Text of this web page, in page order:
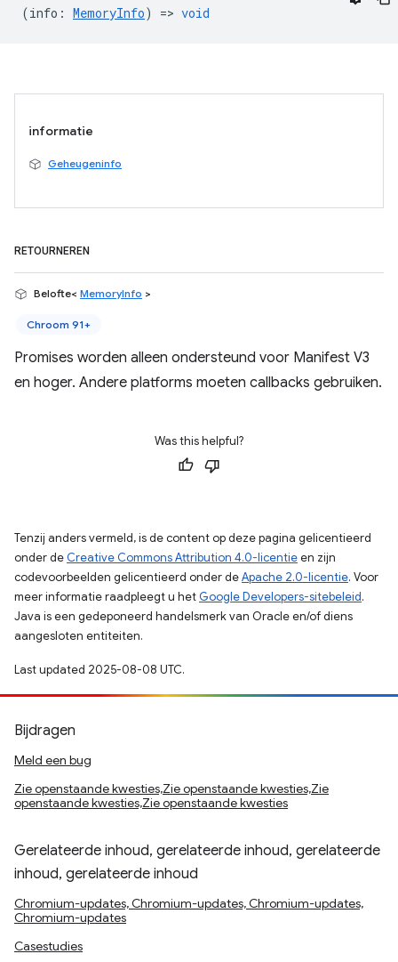
(info : MemoryInfo) => void
informatie
Geheugeninfo
RETOURNEREN
Belofte< MemoryInfo >
Chroom 91+
Promises worden alleen ondersteund voor Manifest V3
en hoger. Andere platforms moeten callbacks gebruiken.
Was this helpful?
Tenzij anders vermeld, is de content op deze pagina gelicentieerd
onder de Creative Commons Attribution 4.0-licentieen zijn
codevoorbeelden gelicentieerd onder deApache 2.0-licentie. Voor
meer informatie raadpleegt u het Google Developers-sitebeleid.
Java is een gedeponeerd handelsmerk van Oracle en/of diens
aangesloten entiteiten.
Last updated 2025-08-08 UTC.
Bijdragen
Meld een bug
Zie openstaande kwesties,Zie openstaande kwesties,Zie
openstaande kwesties,Zie openstaande kwesties
Gerelateerde inhoud, gerelateerde inhoud, gerelateerde
inhoud, gerelateerde inhoud
Chromium-updates, Chromium-updates, Chromium-updates,
Chromium-updates
Casestudies